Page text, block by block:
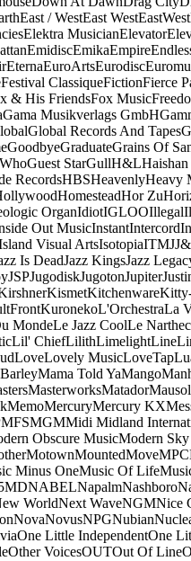
East / WestEast WestEastWest
Elektra MusicianElevator
EmidiscEmikaEmpire
EternaEuroArtsEurodisc
Festival ClassiqueFictionFierce
& His FriendsFox Music
Gama Musikverlags GmbH
Global Records And Tapes
GoodbyeGraduateGrains Of
Guest StarGullH&L
RecordsHBSHeavenlyHeavy
HomesteadHor Zu
OrganIdiotIGLOOIllegal
Out MusicInstantIntercord
Visual ArtsIsotopiaITMJ
Is DeadJazz KingsJazz
JSPJugodiskJugotonJupiter
KismetKitchenware
KuronekoL'OrchestraLa
MondeLe Jazz CoolLe
Lil' ChiefLilithLimelightLine
LoveLovely MusicLoveTap
Mama Told YaMango
MasterworksMatador
MemoMercuryMercury KX
MFSMGMMidi Midland
Obscure MusicModern
MotownMountedMoveMPC
Minus OneMusic Of Life
NABELNapalmNashboro
WorldNext WaveNGMNice
NovaNovusNPGNubian
One Little IndependentOne
Other VoicesOUTOut Of Line